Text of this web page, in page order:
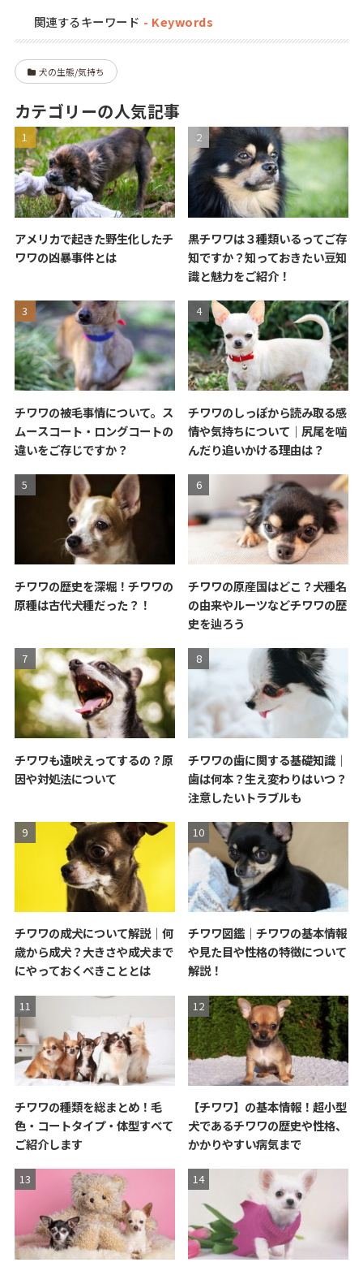
関連するキーワード
犬の生態/気持ち
カテゴリーの人気記事
アメリカで起きた野生化したチ
ワワの凶暴事件とは
黒チワワは３種類いるってご存
知ですか？知っておきたい豆知
識と魅力をご紹介！
チワワの被毛事情について。ス
ムースコート・ロングコートの
違いをご存じですか？
チワワのしっぽから読み取る感
情や気持ちについて｜尻尾を噛
んだり追いかける理由は？
チワワの歴史を深堀！チワワの
原種は古代犬種だった？！
チワワの原産国はどこ？犬種名
の由来やルーツなどチワワの歴
史を辿ろう
チワワも遠吠えってするの？原
因や対処法について
チワワの歯に関する基礎知識｜
歯は何本？生え変わりはいつ？
注意したいトラブルも
チワワの成犬について解説｜何
歳から成犬？大きさや成犬まで
にやっておくべきこととは
チワワ図鑑｜チワワの基本情報
や見た目や性格の特徴について
解説！
チワワの種類を総まとめ！毛
色・コートタイプ・体型すべて
ご紹介します
【チワワ】の基本情報！超小型
犬であるチワワの歴史や性格、
かかりやすい病気まで